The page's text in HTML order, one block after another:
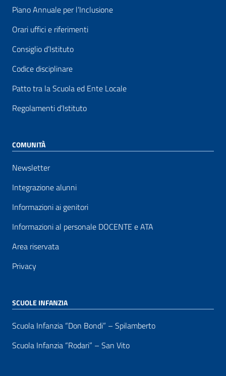
Piano Annuale per l’Inclusione
Orari uffici e riferimenti
Consiglio d’Istituto
Codice disciplinare
Patto tra la Scuola ed Ente Locale
Regolamenti d’Istituto
COMUNITÀ
Newsletter
Integrazione alunni
Informazioni ai genitori
Informazioni al personale DOCENTE e ATA
Area riservata
Privacy
SCUOLE INFANZIA
Scuola Infanzia “Don Bondi” – Spilamberto
Scuola Infanzia “Rodari” – San Vito